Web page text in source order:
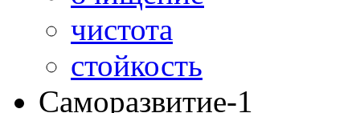
чистота
стойкость
Саморазвитие-1